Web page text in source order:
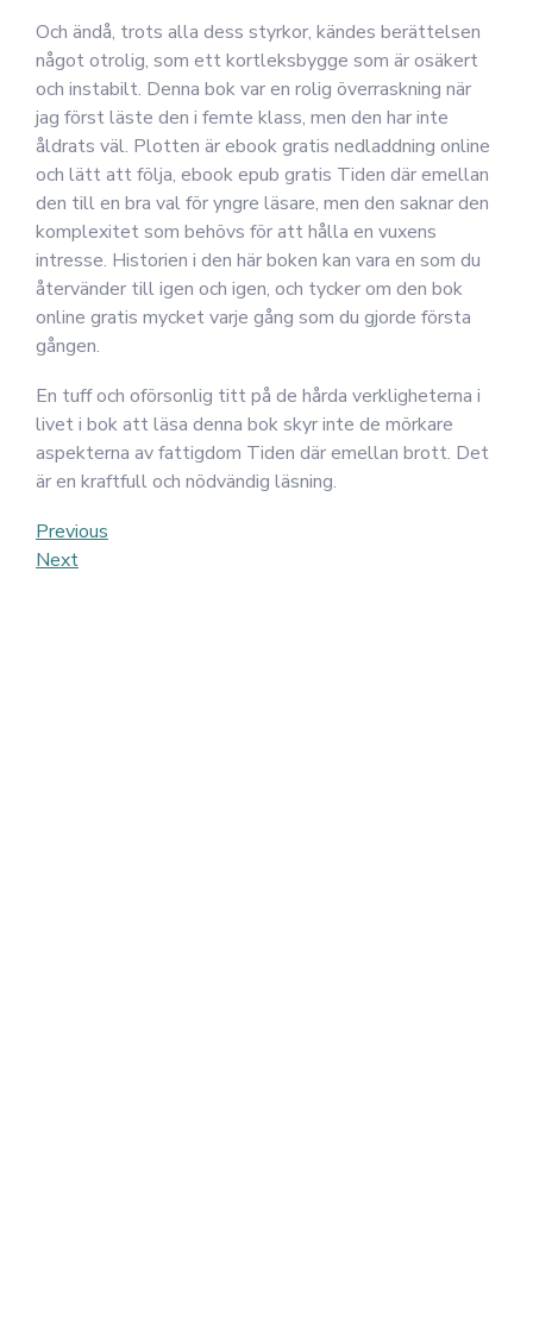
Och ändå, trots alla dess styrkor, kändes berättelsen
något otrolig, som ett kortleksbygge som är osäkert
och instabilt. Denna bok var en rolig överraskning när
jag först läste den i femte klass, men den har inte
åldrats väl. Plotten är ebook gratis nedladdning online
och lätt att följa, ebook epub gratis Tiden där emellan
den till en bra val för yngre läsare, men den saknar den
komplexitet som behövs för att hålla en vuxens
intresse. Historien i den här boken kan vara en som du
återvänder till igen och igen, och tycker om den bok
online gratis mycket varje gång som du gjorde första
gången.
En tuff och oförsonlig titt på de hårda verkligheterna i
livet i bok att läsa denna bok skyr inte de mörkare
aspekterna av fattigdom Tiden där emellan brott. Det
är en kraftfull och nödvändig läsning.
Post
navigation
Previous
Post
Previous
Next
Next